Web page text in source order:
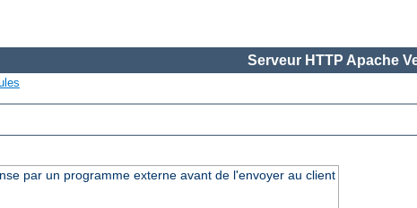
Serveur HTTP Apache
par un programme externe avant de l'envoyer au client